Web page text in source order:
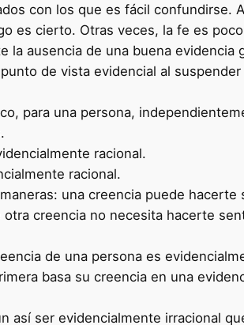
con los que es fácil confundirse.
es cierto. Otras veces, la fe es
la ausencia de una buena evidencia
de vista evidencial al
para una persona,
racional.
racional.
una creencia puede
creencia no necesita hacerte
de una persona es
basa su creencia en una
así ser evidencialmente irracional